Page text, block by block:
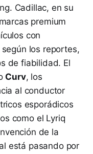
Cadillac, en su
premium
con
los reportes,
de fiabilidad. El
Curv, los
al conductor
esporádicos
como el Lyriq
de la
está pasando por